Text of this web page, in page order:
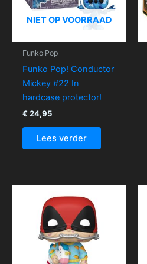
NIET OP VOORRAAD
Funko Pop
Funko Pop! Conductor
Mickey #22 In
hardcase protector!
€ 24,95
Lees verder